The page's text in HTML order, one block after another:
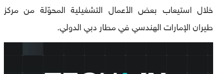
خلال استيعاب بعض الأعمال التشغيلية المحوّلة من مركز
طيران الإمارات الهندسي في مطار دبي الدولي.